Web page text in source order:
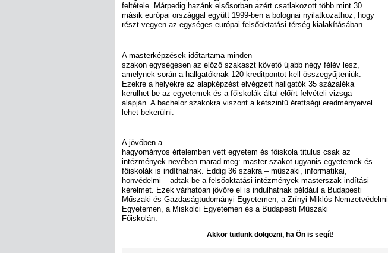
feltétele. Márpedig hazánk elsősorban azért csatlakozott több mint 30
másik európai országgal együtt 1999-ben a bolognai nyilatkozathoz, hogy
részt vegyen az egységes európai felsőoktatási térség kialakításában.
A masterképzések időtartama minden
szakon egységesen az előző szakaszt követő újabb négy félév lesz,
amelynek során a hallgatóknak 120 kreditpontot kell összegyűjteniük.
Ezekre a helyekre az alapképzést elvégzett hallgatók 35 százaléka
kerülhet be az egyetemek és a főiskolák által előírt felvételi vizsga
alapján. A bachelor szakokra viszont a kétszintű érettségi eredményeivel
lehet bekerülni.
A jövőben a
hagyományos értelemben vett egyetem és főiskola titulus csak az
intézmények nevében marad meg: master szakot ugyanis egyetemek és
főiskolák is indíthatnak. Eddig 36 szakra – műszaki, informatikai,
honvédelmi – adtak be a felsőoktatási intézmények masterszak-indítási
kérelmet. Ezek várhatóan jövőre el is indulhatnak például a Budapesti
Műszaki és Gazdaságtudományi Egyetemen, a Zrínyi Miklós Nemzetvédelmi
Egyetemen, a Miskolci Egyetemen és a Budapesti Műszaki
Főiskolán.
Akkor tudunk dolgozni, ha Ön is segít!